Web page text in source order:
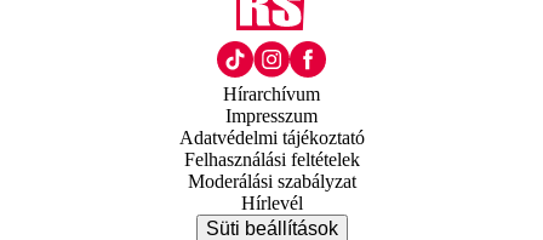
Hírarchívum
Impresszum
Adatvédelmi tájékoztató
Felhasználási feltételek
Moderálási szabályzat
Hírlevél
Süti beállítások